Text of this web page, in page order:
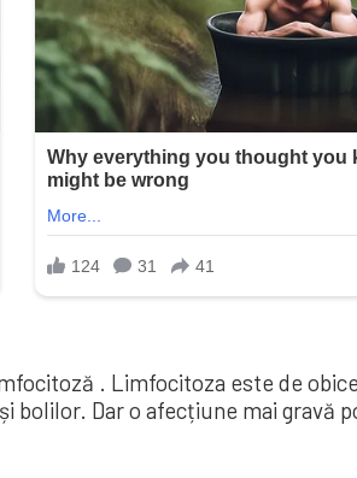
. Limfocitoza este de
Dar o afecțiune mai gravă